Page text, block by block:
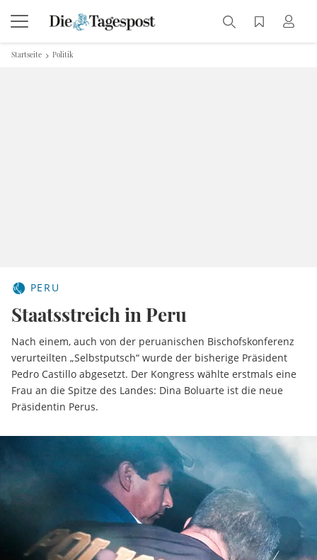
Startseite Politik
PERU
Staatsstreich in Peru
Nach einem, auch von der peruanischen Bischofskonferenz
verurteilten „Selbstputsch“ wurde der bisherige Präsident
Pedro Castillo abgesetzt. Der Kongress wählte erstmals eine
Frau an die Spitze des Landes: Dina Boluarte ist die neue
Präsidentin Perus.